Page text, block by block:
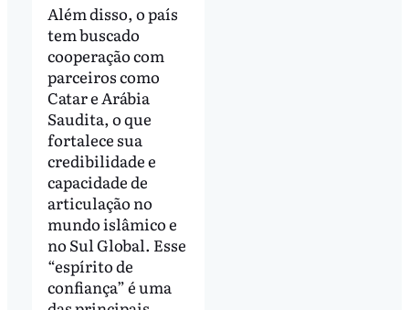
Além disso, o país
tem buscado
cooperação com
parceiros como
Catar e Arábia
Saudita, o que
fortalece sua
credibilidade e
capacidade de
articulação no
mundo islâmico e
no Sul Global. Esse
“espírito de
confiança” é uma